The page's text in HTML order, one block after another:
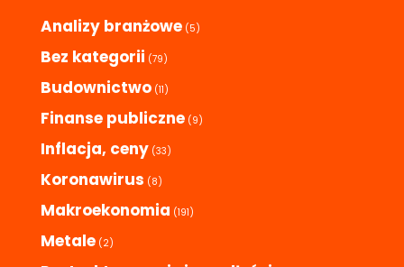
Analizy branżowe (5)
Bez kategorii (79)
Budownictwo (11)
Finanse publiczne (9)
Inflacja, ceny (33)
Koronawirus (8)
Makroekonomia (191)
Metale (2)